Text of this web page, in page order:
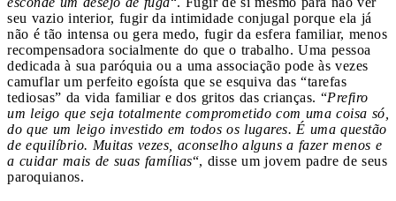
seu vazio interior, fugir da intimidade conjugal porque ela já
não é tão intensa ou gera medo, fugir da esfera familiar, menos
recompensadora socialmente do que o trabalho. Uma pessoa
dedicada à sua paróquia ou a uma associação pode às vezes
camuflar um perfeito egoísta que se esquiva das “tarefas
tediosas” da vida familiar e dos gritos das crianças. “Prefiro
um leigo que seja totalmente comprometido com uma coisa só,
do que um leigo investido em todos os lugares. É uma questão
de equilíbrio. Muitas vezes, aconselho alguns a fazer menos e
a cuidar mais de suas famílias“, disse um jovem padre de seus
paroquianos.